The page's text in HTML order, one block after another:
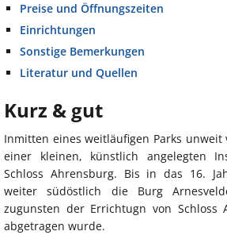
Preise und Öffnungszeiten
Einrichtungen
Sonstige Bemerkungen
Literatur und Quellen
Kurz & gut
Inmitten eines weitläufigen Parks unweit
einer kleinen, künstlich angelegten
Schloss Ahrensburg. Bis in das 16.
weiter südöstlich die Burg
zugunsten der Errichtugn von Schloss
abgetragen wurde.